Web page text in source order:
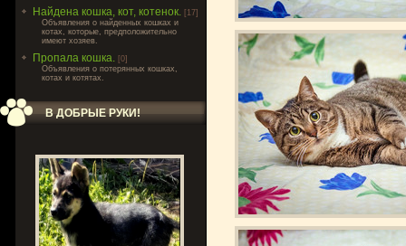
Найдена кошка, кот, котенок. [17]
Объявления о найденных кошках и
котах, которые, предположительно
имеют хозяев.
Пропала кошка. [0]
Объявления о потерянных кошках,
котах и котятах.
В ДОБРЫЕ РУКИ!